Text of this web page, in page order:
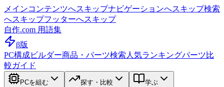
メインコンテンツへスキップナビゲーションへスキップ検索
へスキップフッターへスキップ
自作.com 用語集
β版
PC構成ビルダー商品・パーツ検索 人気ランキングパーツ比
較ガイド
PCを組む 探す・比較 学ぶ